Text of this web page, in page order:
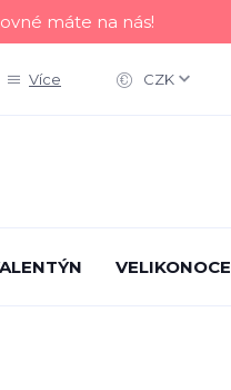
máte na nás!
Více CZK
VELIKONOCE